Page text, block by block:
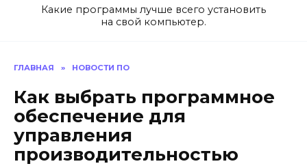
Какие программы лучше всего установить
на свой компьютер.
ГЛАВНАЯ » НОВОСТИ ПО
Как выбрать программное
обеспечение для
управления
производительностью